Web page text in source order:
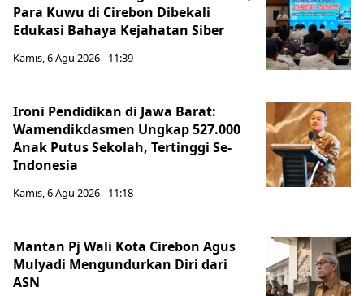
Para Kuwu di Cirebon Dibekali
Edukasi Bahaya Kejahatan Siber
Kamis, 6 Agu 2026 - 11:39
Ironi Pendidikan di Jawa Barat:
Wamendikdasmen Ungkap 527.000
Anak Putus Sekolah, Tertinggi Se-
Indonesia
Kamis, 6 Agu 2026 - 11:18
Mantan Pj Wali Kota Cirebon Agus
Mulyadi Mengundurkan Diri dari
ASN